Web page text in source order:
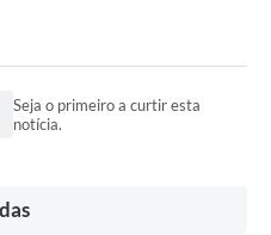
Seja o primeiro a curtir esta
notícia.